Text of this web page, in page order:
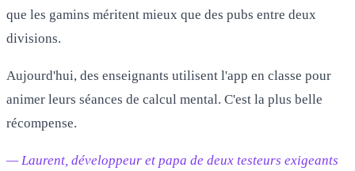
que les gamins méritent mieux que des pubs entre deux
divisions.
Aujourd'hui, des enseignants utilisent l'app en classe pour
animer leurs séances de calcul mental. C'est la plus belle
récompense.
— Laurent, développeur et papa de deux testeurs exigeants